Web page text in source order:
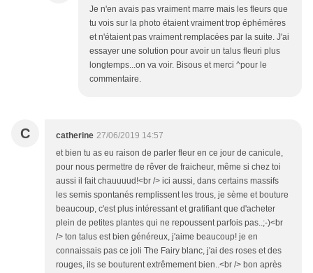
Je n'en avais pas vraiment marre mais les fleurs que
tu vois sur la photo étaient vraiment trop éphémères
et n'étaient pas vraiment remplacées par la suite. J'ai
essayer une solution pour avoir un talus fleuri plus
longtemps...on va voir. Bisous et merci ^pour le
commentaire.
C catherine 27/06/2019 14:57
et bien tu as eu raison de parler fleur en ce jour de canicule,
pour nous permettre de rêver de fraicheur, même si chez toi
aussi il fait chauuuud!<br /> ici aussi, dans certains massifs
les semis spontanés remplissent les trous, je sème et bouture
beaucoup, c'est plus intéressant et gratifiant que d'acheter
plein de petites plantes qui ne repoussent parfois pas..;-)<br
/> ton talus est bien généreux, j'aime beaucoup! je en
connaissais pas ce joli The Fairy blanc, j'ai des roses et des
rouges, ils se bouturent extrêmement bien..<br /> bon après